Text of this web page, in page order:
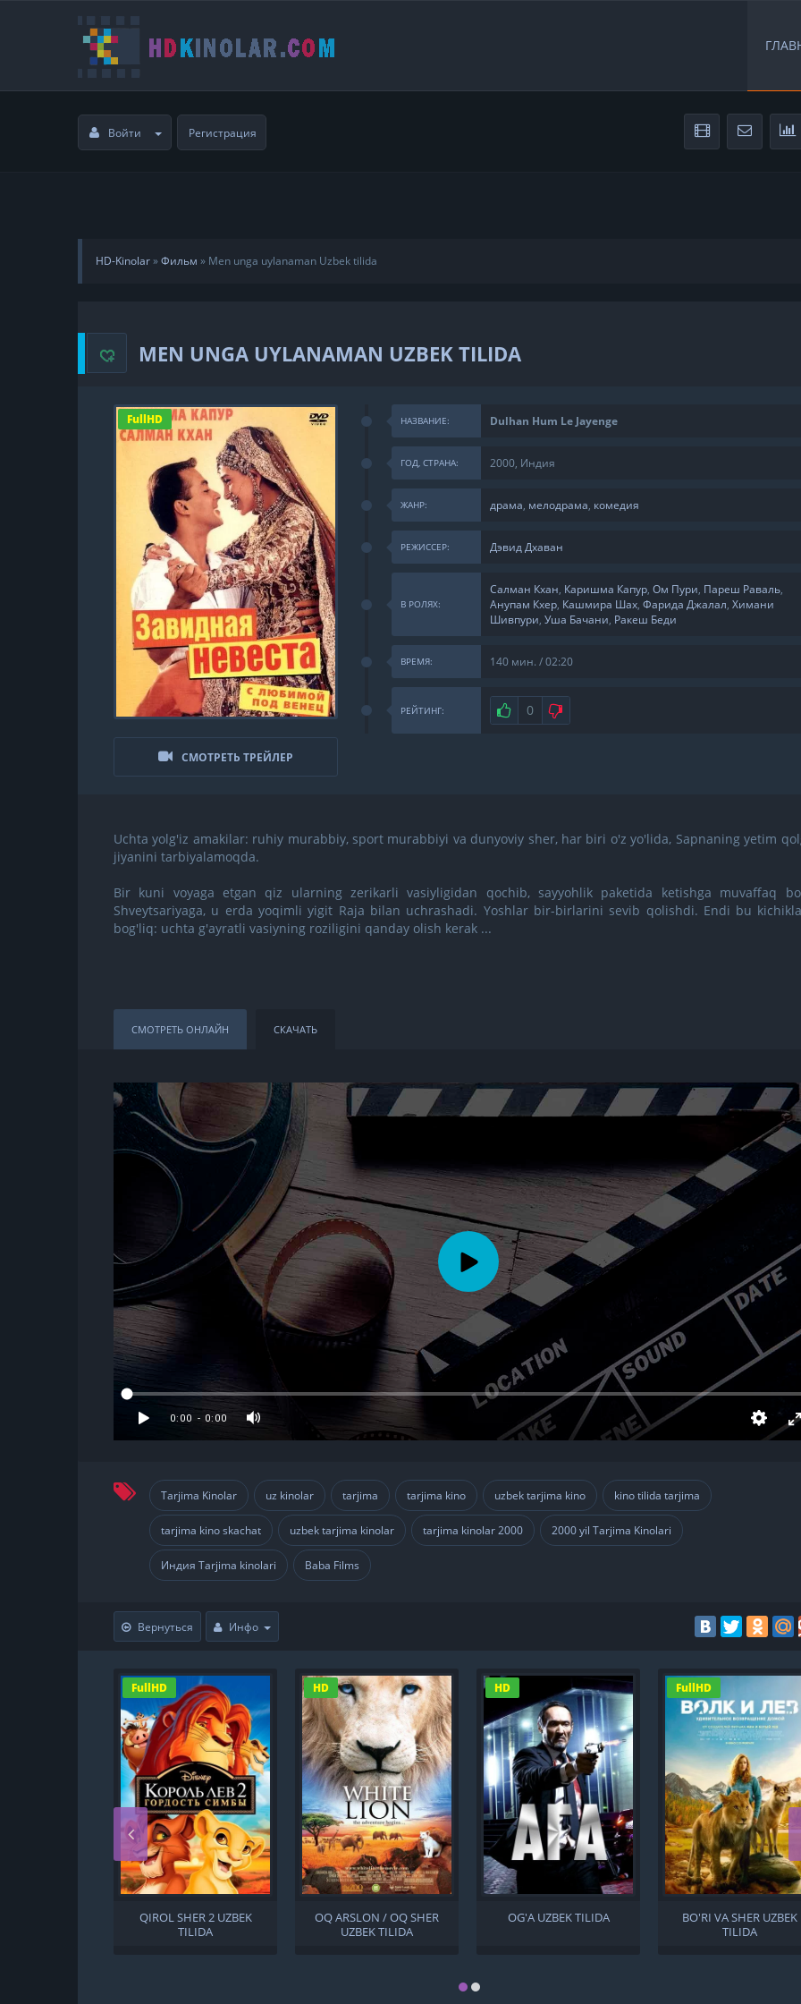
Войти Регистрация
HD-Kinolar»Фильм » Men unga uylanaman Uzbek tilida
MEN UNGA UYLANAMAN UZBEK TILIDA
FullHD
СМОТРЕТЬ ТРЕЙЛЕР
НАЗВАНИЕ: Dulhan Hum Le Jayenge
ГОД, СТРАНА: 2000, Индия
ЖАНР: драма, мелодрама, комедия
РЕЖИССЕР: Дэвид Дхаван
В РОЛЯХ:
Салман Кхан, Каришма Капур, Ом Пури, Пареш Раваль,
Анупам Кхер, Кашмира Шах, Фарида Джалал, Химани
Шивпури, Уша Бачани, Ракеш Беди
ВРЕМЯ: 140 мин. / 02:20
РЕЙТИНГ: Нравится
0 Не нравится
Uchta yolg'iz amakilar: ruhiy murabbiy, sport murabbiyi va dunyoviy sher, har biri o'z yo'lida, Sapnaning yetim
jiyanini tarbiyalamoqda.
Bir kuni voyaga etgan qiz ularning zerikarli vasiyligidan qochib, sayyohlik paketida ketishga muvaffaq
Shveytsariyaga, u erda yoqimli yigit Raja bilan uchrashadi. Yoshlar bir-birlarini sevib qolishdi. Endi bu
bog'liq: uchta g'ayratli vasiyning roziligini qanday olish kerak ...
СМОТРЕТЬ ОНЛАЙН СКАЧАТЬ
Tarjima Kinolar uz kinolar tarjima tarjima kino uzbek tarjima kino kino tilida tarjima
tarjima kino skachat uzbek tarjima kinolar tarjima kinolar 2000 2000 yil Tarjima Kinolari
Индия Tarjima kinolari Baba Films
Вернуться Инфо
FullHD
QIROL SHER 2 UZBEK
TILIDA
HD
OQ ARSLON / OQ SHER
UZBEK TILIDA
HD
OG'A UZBEK TILIDA
FullHD
BO'RI VA SHER UZBEK
TILIDA